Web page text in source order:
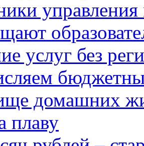
услуг без
домашних
плаву